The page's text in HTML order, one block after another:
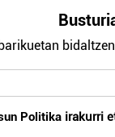
Politika irakurri